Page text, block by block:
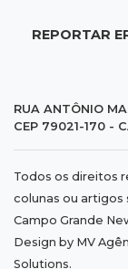
REPORTAR
RUA ANTÔNIO
CEP 79021-170 -
Todos os direitos
colunas ou artigos
Campo Grande
Design by MV
Solutions.